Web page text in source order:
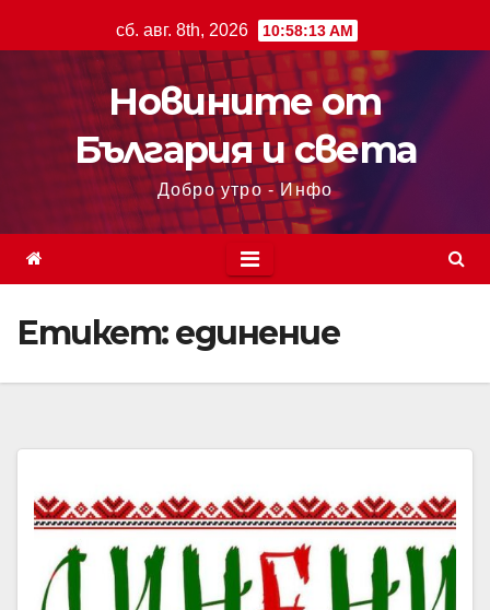
сб. авг. 8th, 2026 10:58:14 AM
Новините от
България и света
Добро утро - Инфо
Етикет:единение